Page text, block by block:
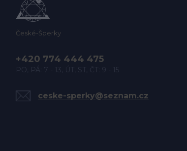
České-Šperky
+420 774 444 475
PO, PÁ: 7 - 13, ÚT, ST, ČT: 9 - 15
ceske-sperky@seznam.cz